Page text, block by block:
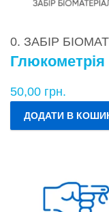
Глюкометрія
50,00 грн.
ДОДАТИ В